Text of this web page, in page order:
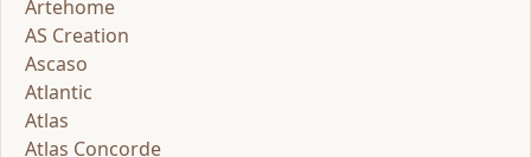
Artehome
AS Creation
Ascaso
Atlantic
Atlas
Atlas Concorde